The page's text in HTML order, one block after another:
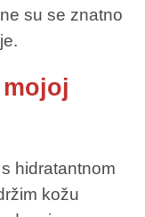
su se znatno
hidratantnom
kožu